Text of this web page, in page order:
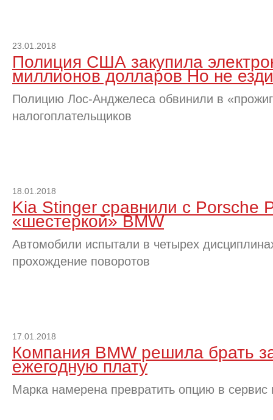
23.01.2018
Полиция США закупила
миллионов долларов Но не
Полицию Лос-Анджелеса обвинили в
налогоплательщиков
18.01.2018
Kia Stinger сравнили с Porsche
«шестеркой» BMW
Автомобили испытали в четырех
прохождение поворотов
17.01.2018
Компания BMW решила брать
ежегодную плату
Марка намерена превратить опцию в сервис